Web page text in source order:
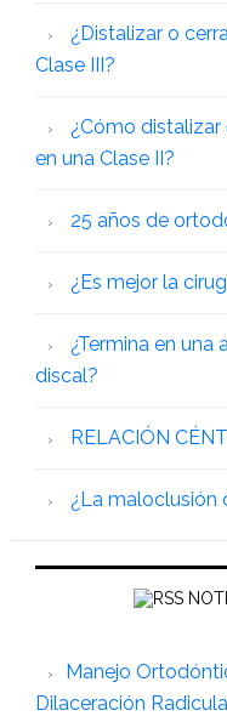
¿Distalizar o
Clase III?
¿Cómo
en una Clase II?
25 años de
¿Es mejor la
¿Termina en
discal?
RELACIÓN
¿La maloclusión
Manejo
Dilaceración